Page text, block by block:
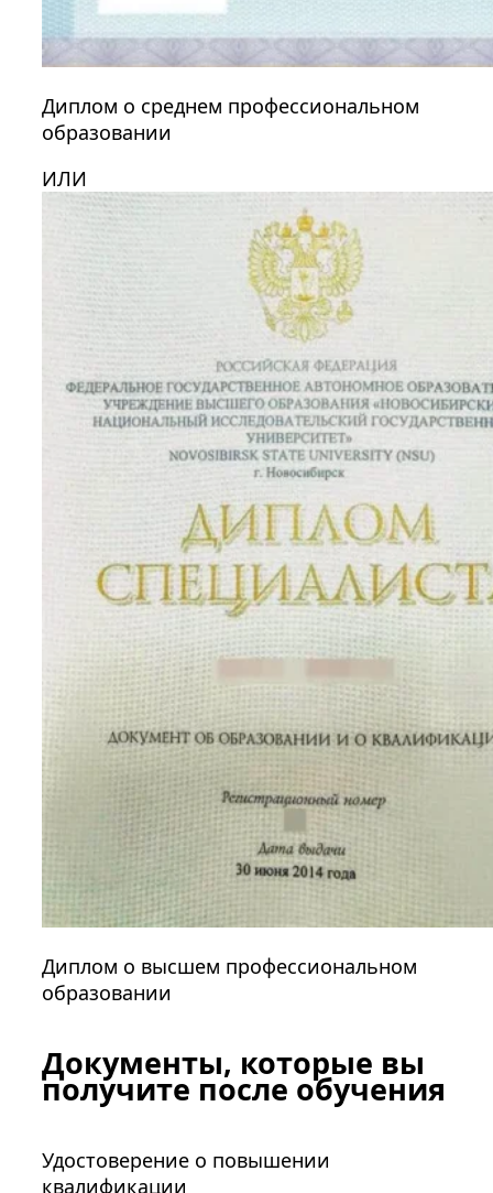
Диплом о среднем профессиональном
образовании
ИЛИ
Диплом о высшем профессиональном
образовании
Документы, которые вы
получите после обучения
Удостоверение о повышении
квалификации